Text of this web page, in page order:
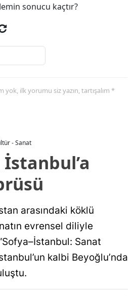
sonucu kaçtır?
yok, ilk yorumu siz yazın, tartışalım *
- Sanat
İstanbul’a
arasındaki köklü
evrensel diliyle
Sanat
kalbi Beyoğlu’nda